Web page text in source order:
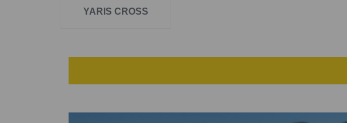
tažné zařízení Toyota Proace Verso
YARIS CROSS